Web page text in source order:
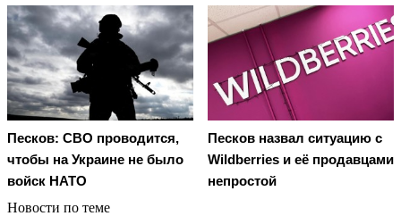
Песков: СВО проводится,
чтобы на Украине не было
войск НАТО
Песков назвал ситуацию с
Wildberries и её продавцами
непростой
Новости по теме